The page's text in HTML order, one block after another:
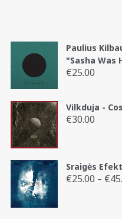
Paulius
"Sasha Was
€25.00
Vilkduja -
€30.00
Sraigės
€25.00 – €